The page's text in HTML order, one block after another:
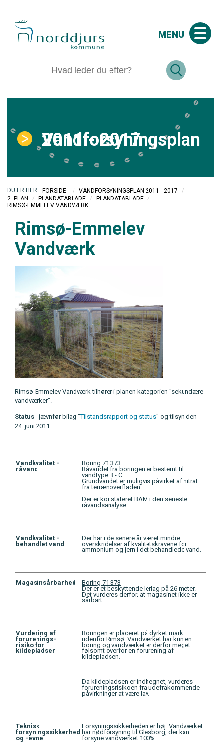
MENU
Vandforsyningsplan 2011 - 2017
FORSIDE / VANDFORSYNINGSPLAN 2011 - 2017
/
2. PLAN
/ PLANDATABLADE / PLANDATABLADE
/
RIMSØ-EMMELEV VANDVÆRK
Rimsø-Emmelev
Vandværk
Rimsø-Emmelev Vandværk tilhører i planen kategorien "sekundære
vandværker".
Status - jævnfør bilag "Tilstandsrapport og status" og tilsyn den
24. juni 2011.
Vandkvalitet -
råvand
Boring 71.373
Råvandet fra boringen er bestemt til
vandtype B - C.
Grundvandet er muligvis påvirket af nitrat
fra terrænoverfladen.
Der er konstateret BAM i den seneste
råvandsanalyse.
Vandkvalitet -
behandlet vand
Der har i de senere år været mindre
overskridelser af kvalitetskravene for
ammonium og jern i det behandlede vand.
Magasinsårbarhed
Boring 71.373
Der er et beskyttende lerlag på 26 meter.
Det vurderes derfor, at magasinet ikke er
sårbart.
Vurdering af
forurenings-
risiko for
kildepladser
Boringen er placeret på dyrket mark
udenfor Rimsø. Vandværket har kun en
boring og vandværket er derfor meget
følsomt overfor en forurening af
kildepladsen.
Da kildepladsen er indhegnet, vurderes
forureningsrisikoen fra udefrakommende
påvirkninger at være lav.
Teknisk
forsyningssikkerhed
og -evne
Forsyningssikkerheden er høj. Vandværket
har nødforsyning til Glesborg, der kan
forsyne vandværket 100%.